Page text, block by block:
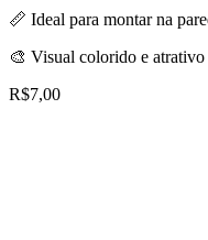
📏 Ideal para montar na
🎨 Visual colorido e
R$7,00